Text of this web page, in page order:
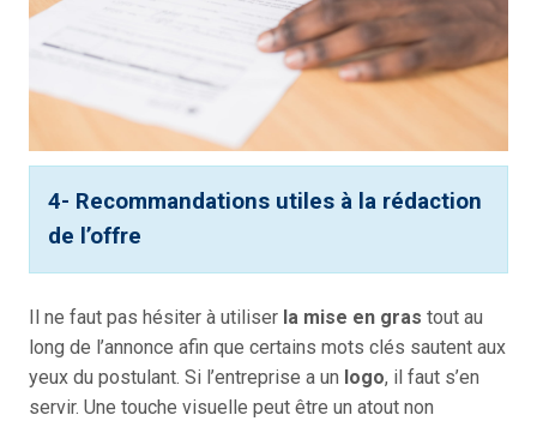
4- Recommandations utiles à la rédaction
de l’offre
Il ne faut pas hésiter à utiliser la mise en gras tout au
long de l’annonce afin que certains mots clés sautent aux
yeux du postulant. Si l’entreprise a un logo, il faut s’en
servir. Une touche visuelle peut être un atout non